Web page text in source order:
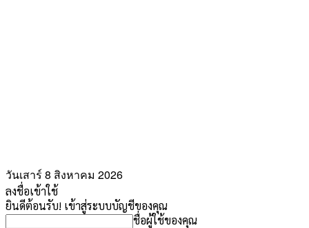
วันเสาร์ 8 สิงหาคม 2026
ลงชื่อเข้าใช้
ยินดีต้อนรับ! เข้าสู่ระบบบัญชีของคุณ
ชื่อผู้ใช้ของคุณ